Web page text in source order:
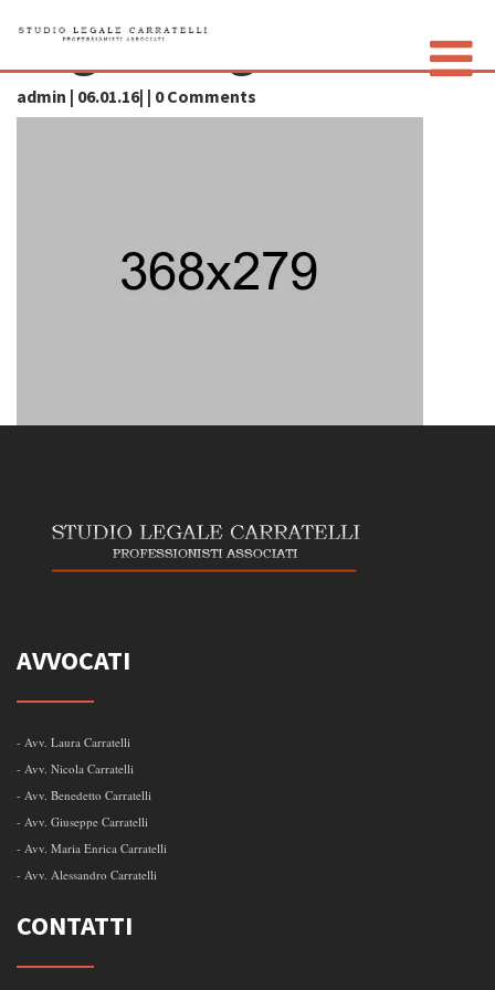
PRIVACY POLICY
img56-large
admin | 06.01.16| | 0 Comments
AVVOCATI
- Avv. Laura Carratelli
- Avv. Nicola Carratelli
- Avv. Benedetto Carratelli
- Avv. Giuseppe Carratelli
- Avv. Maria Enrica Carratelli
- Avv. Alessandro Carratelli
CONTATTI